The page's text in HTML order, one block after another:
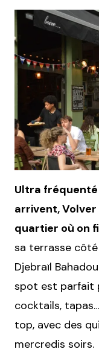
Ultra fréquenté
arrivent,
quartier où on
sa terrasse
Djebraïl
spot est parfait
cocktails,
top, avec des
mercredis soirs.